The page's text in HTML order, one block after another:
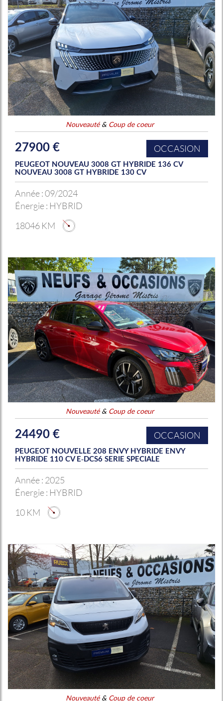
Nouveauté& Coup de coeur
27900 € OCCASION
PEUGEOT NOUVEAU 3008 GT HYBRIDE 136 CV
NOUVEAU 3008 GT HYBRIDE 130 CV
Année :09/2024
Énergie : HYBRID
18046 KM
Nouveauté& Coup de coeur
24490 € OCCASION
PEUGEOT NOUVELLE 208 ENVY HYBRIDE ENVY
HYBRIDE 110 CV E-DCS6 SERIE SPECIALE
Année : 2025
Énergie : HYBRID
10 KM
Nouveauté& Coup de coeur